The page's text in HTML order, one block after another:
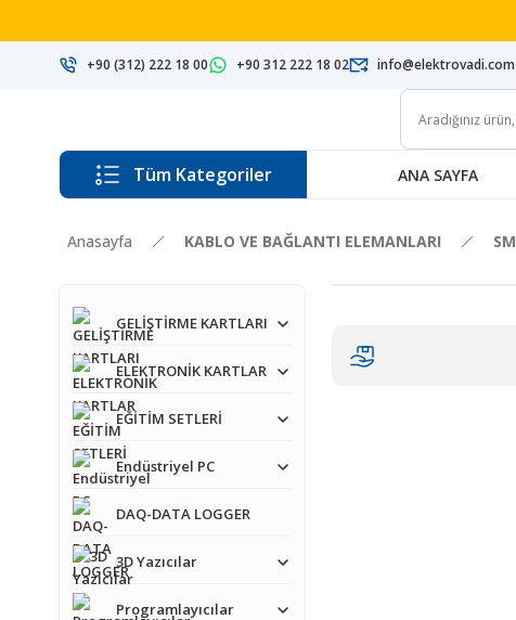
+90 (312) 222 18 00 +90 312 222 18 02 info@elektrovadi.com
Tüm Kategoriler ANA SAYFA
Anasayfa KABLO VE BAĞLANTI ELEMANLARI
GELİŞTİRME KARTLARI
ELEKTRONİK KARTLAR
EĞİTİM SETLERİ
Endüstriyel PC
DAQ-DATA LOGGER
3D Yazıcılar
Programlayıcılar